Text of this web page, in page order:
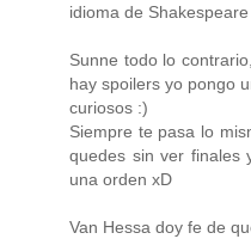
idioma de Shakespeare
Sunne todo lo
hay spoilers yo pongo
curiosos :)
Siempre te pasa lo
quedes sin ver finales
una orden xD
Van Hessa doy fe de